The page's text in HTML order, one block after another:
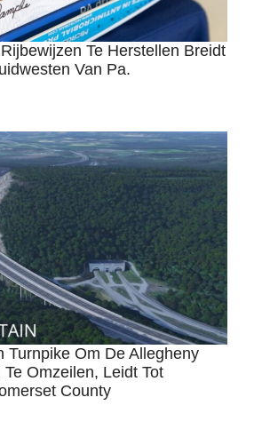
Te Herstellen Breidt
Van Pa.
Turnpike Om De Allegheny
Omzeilen, Leidt Tot
County